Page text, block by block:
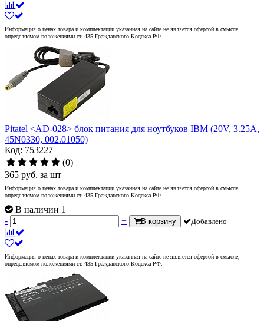
Информация о ценах товара и комплектации указанная на сайте не является офертой в смысле,
определяемом положениями ст. 435 Гражданского Кодекса РФ.
Pitatel <AD-028> блок питания для ноутбуков IBM (20V, 3.25A,
45N0330, 002.01050)
Код: 753227
(0)
365 руб. за шт
Информация о ценах товара и комплектации указанная на сайте не является офертой в смысле,
определяемом положениями ст. 435 Гражданского Кодекса РФ.
В наличии 1
-
+ В корзину Добавлено
Информация о ценах товара и комплектации указанная на сайте не является офертой в смысле,
определяемом положениями ст. 435 Гражданского Кодекса РФ.